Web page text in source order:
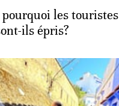
les touristes
ils épris?